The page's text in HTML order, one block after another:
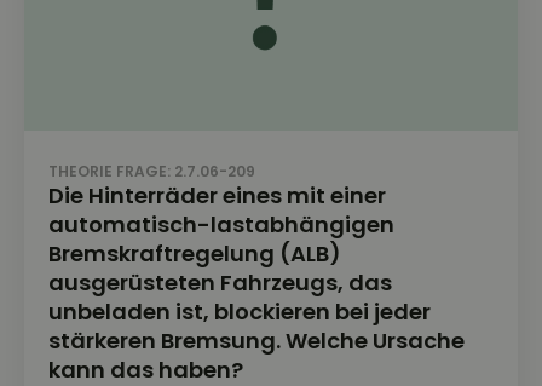
THEORIE FRAGE: 2.7.06-209
Die Hinterräder eines mit einer
automatisch-lastabhängigen
Bremskraftregelung (ALB)
ausgerüsteten Fahrzeugs, das
unbeladen ist, blockieren bei jeder
stärkeren Bremsung. Welche Ursache
kann das haben?